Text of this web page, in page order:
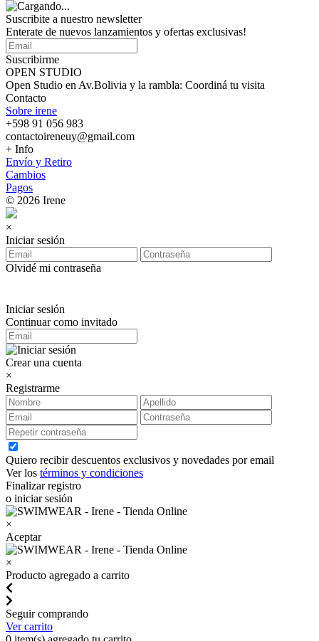
Suscribite a nuestro newsletter
Enterate de nuevos lanzamientos y ofertas exclusivas!
Suscribirme
OPEN STUDIO
Open Studio en Av.Bolivia y la rambla: Coordiná tu visita
Contacto
Sobre irene
+598 91 056 983
contactoireneuy@gmail.com
+ Info
Envío y Retiro
Cambios
Pagos
© 2026 Irene
×
Iniciar sesión
Olvidé mi contraseña
Iniciar sesión
Continuar como invitado
Crear una cuenta
×
Registrarme
Quiero recibir descuentos exclusivos y novedades por email
Ver los términos y condiciones
Finalizar registro
o iniciar sesión
×
Aceptar
×
Producto agregado a carrito
Seguir comprando
Ver carrito